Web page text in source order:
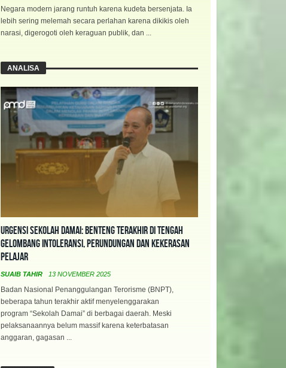
Negara modern jarang runtuh karena kudeta bersenjata. Ia
lebih sering melemah secara perlahan karena dikikis oleh
narasi, digerogoti oleh keraguan publik, dan ...
ANALISA
Urgensi Sekolah Damai: Benteng Terakhir di Tengah
Gelombang Intoleransi, Perundungan dan Kekerasan
Pelajar
SUAIB TAHIR 13 NOVEMBER 2025
Badan Nasional Penanggulangan Terorisme (BNPT),
beberapa tahun terakhir aktif menyelenggarakan
program “Sekolah Damai” di berbagai daerah. Meski
pelaksanaannya belum massif karena keterbatasan
anggaran, gagasan ...